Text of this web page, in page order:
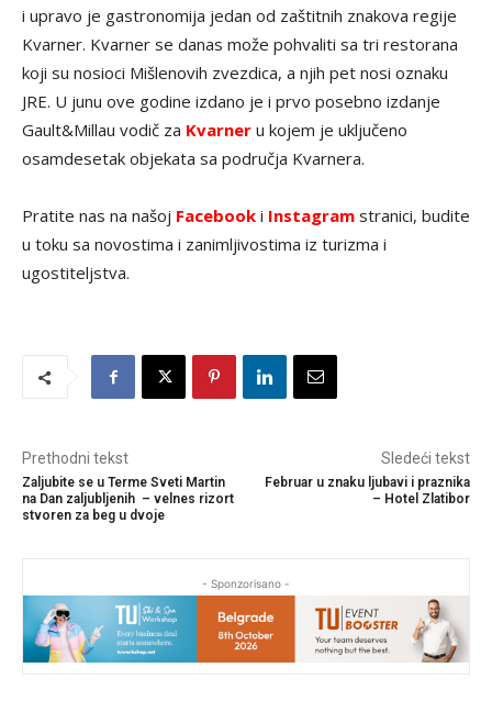
i upravo je gastronomija jedan od zaštitnih znakova regije
Kvarner. Kvarner se danas može pohvaliti sa tri restorana
koji su nosioci Mišlenovih zvezdica, a njih pet nosi oznaku
JRE. U junu ove godine izdano je i prvo posebno izdanje
Gault&Millau vodič za Kvarner u kojem je uključeno
osamdesetak objekata sa područja Kvarnera.
Pratite nas na našoj Facebook i Instagram stranici, budite
u toku sa novostima i zanimljivostima iz turizma i
ugostiteljstva.
Prethodni tekst
Zaljubite se u Terme Sveti Martin
na Dan zaljubljenih – velnes rizort
stvoren za beg u dvoje
Sledeći tekst
Februar u znaku ljubavi i praznika
– Hotel Zlatibor
- Sponzorisano -